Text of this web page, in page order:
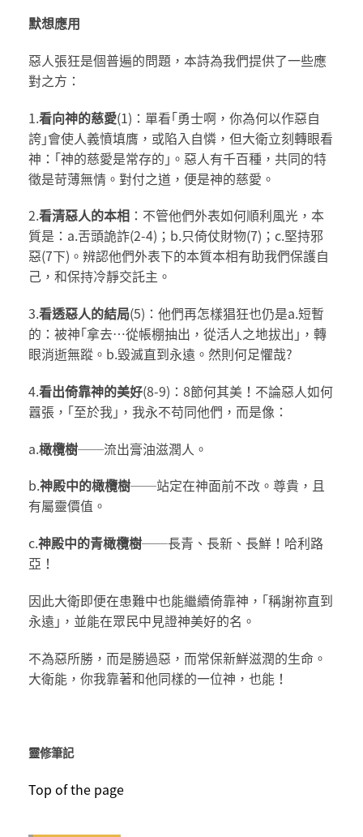
默想應用
惡人張狂是個普遍的問題，本詩為我們提供了一些應
對之方：
1.看向神的慈愛(1)：單看｢勇士啊，你為何以作惡自
誇｣會使人義憤填膺，或陷入自憐，但大衛立刻轉眼看
神：｢神的慈愛是常存的｣。惡人有千百種，共同的特
徵是苛薄無情。對付之道，便是神的慈愛。
2.看清惡人的本相 ：不管他們外表如何順利風光，本
質是：a.舌頭詭詐(2-4)；b.只倚仗財物(7)；c.堅持邪
惡(7下)。辨認他們外表下的本質本相有助我們保護自
己，和保持冷靜交託主。
3.看透惡人的結局(5)：他們再怎樣猖狂也仍是a.短暫
的：被神｢拿去…從帳棚抽出，從活人之地拔出｣，轉
眼消逝無蹤。b.毀滅直到永遠。然則何足懼哉?
4.看出倚靠神的美好(8-9)：8節何其美！不論惡人如何
囂張，｢至於我｣，我永不苟同他們，而是像：
a.橄欖樹──流出膏油滋潤人。
b.神殿中的橄欖樹──站定在神面前不改。尊貴，且
有屬靈價值。
c.神殿中的青橄欖樹──長青、長新、長鮮！哈利路
亞！
因此大衛即便在患難中也能繼續倚靠神，｢稱謝祢直到
永遠｣，並能在眾民中見證神美好的名。
不為惡所勝，而是勝過惡，而常保新鮮滋潤的生命。
大衛能，你我靠著和他同樣的一位神，也能！
靈修筆記
Top of the page